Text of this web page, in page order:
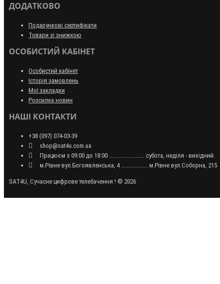
ДОДАТКОВО
Подарункові сертифікати
Товари зі знижкою
ОСОБИСТИЙ КАБІНЕТ
Особистий кабінет
Історія замовлень
Мої закладки
Розсилка новин
НАШІ КОНТАКТИ
+38 (097) 074-03-39
shop@sat4u.com.ua
Працюєм з 09:00 до 18:00 ........................ субота, неділя - вихідний.
м.Рівне вул.Богоявленська, 4 .................. м.Рівне вул.Соборна, 215
SAT4U, Сучасне цифрове телебачення ! © 2026